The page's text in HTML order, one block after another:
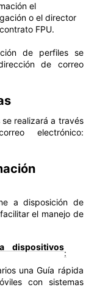
el
o el director
FPU.
de perfiles se
de correo
realizará a través
electrónico:
a disposición de
el manejo de
dispositivos
:
una Guía rápida
con sistemas